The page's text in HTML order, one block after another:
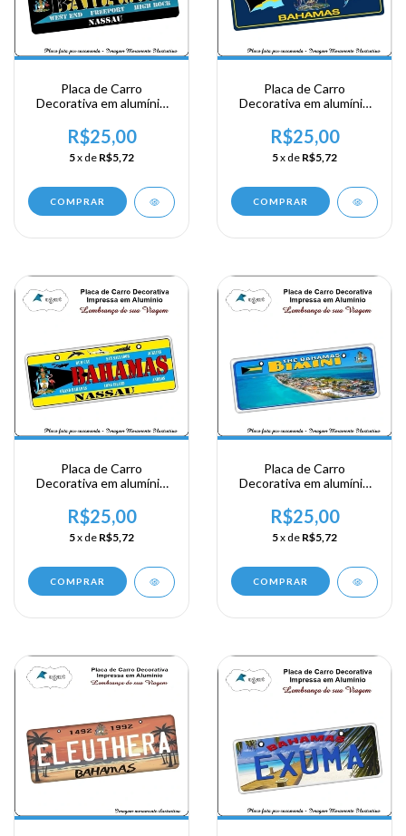
Placa de Carro
Decorativa em alumínio
The Bahamas - Nassau
R$25,00
5x de R$5,72
COMPRAR
Placa de Carro
Decorativa em alumínio
The Bahamas - Nassau
R$25,00
5x de R$5,72
COMPRAR
Placa de Carro
Decorativa em alumínio
The Bahamas - Nassau
R$25,00
5x de R$5,72
COMPRAR
Placa de Carro
Decorativa em alumínio
The Bahamas - Bimini
R$25,00
5x de R$5,72
COMPRAR